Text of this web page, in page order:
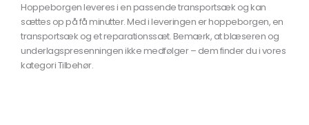
Hoppeborgen leveres i en passende transportsæk og kan
sættes op på få minutter. Med i leveringen er hoppeborgen, en
transportsæk og et reparationssæt. Bemærk, at blæseren og
underlagspresenningen ikke medfølger – dem finder du i vores
kategori Tilbehør.